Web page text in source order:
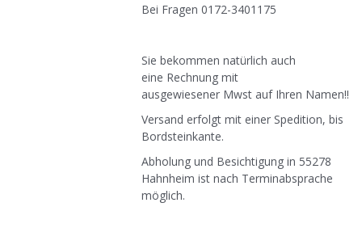
Bei Fragen 0172-3401175
Sie bekommen natürlich auch
eine Rechnung mit
ausgewiesener Mwst auf Ihren Namen!!
Versand erfolgt mit einer Spedition, bis
Bordsteinkante.
Abholung und Besichtigung in 55278
Hahnheim ist nach Terminabsprache
möglich.